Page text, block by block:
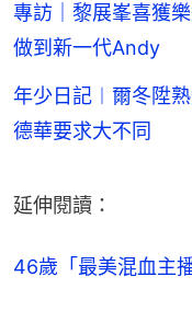
專訪｜黎展峯喜獲
做到新一代Andy
年少日記︱爾冬陞
德華要求大不同
延伸閱讀：
46歲「最美混血主